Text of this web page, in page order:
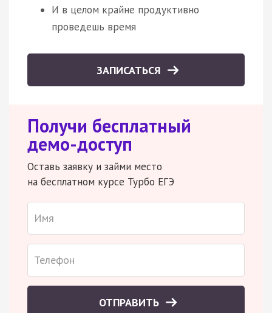
И в целом крайне продуктивно
проведешь время
ЗАПИСАТЬСЯ
Получи бесплатный
демо-доступ
Оставь заявку и займи место
на бесплатном курсе Турбо ЕГЭ
ОТПРАВИТЬ